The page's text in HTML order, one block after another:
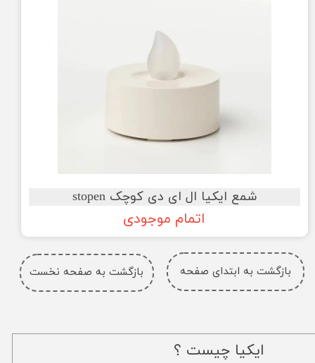
شمع ایکیا ال ای دی کوچک stopen
اتمام موجودی
بازگشت به صفحه نخست بازگشت به ابتدای صفحه
ایکیا چیست ؟